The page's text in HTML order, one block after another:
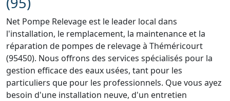
Net Pompe Relevage est le leader local dans
l'installation, le remplacement, la maintenance et la
réparation de pompes de relevage à Théméricourt
(95450). Nous offrons des services spécialisés pour la
gestion efficace des eaux usées, tant pour les
particuliers que pour les professionnels. Que vous ayez
besoin d'une installation neuve, d'un entretien